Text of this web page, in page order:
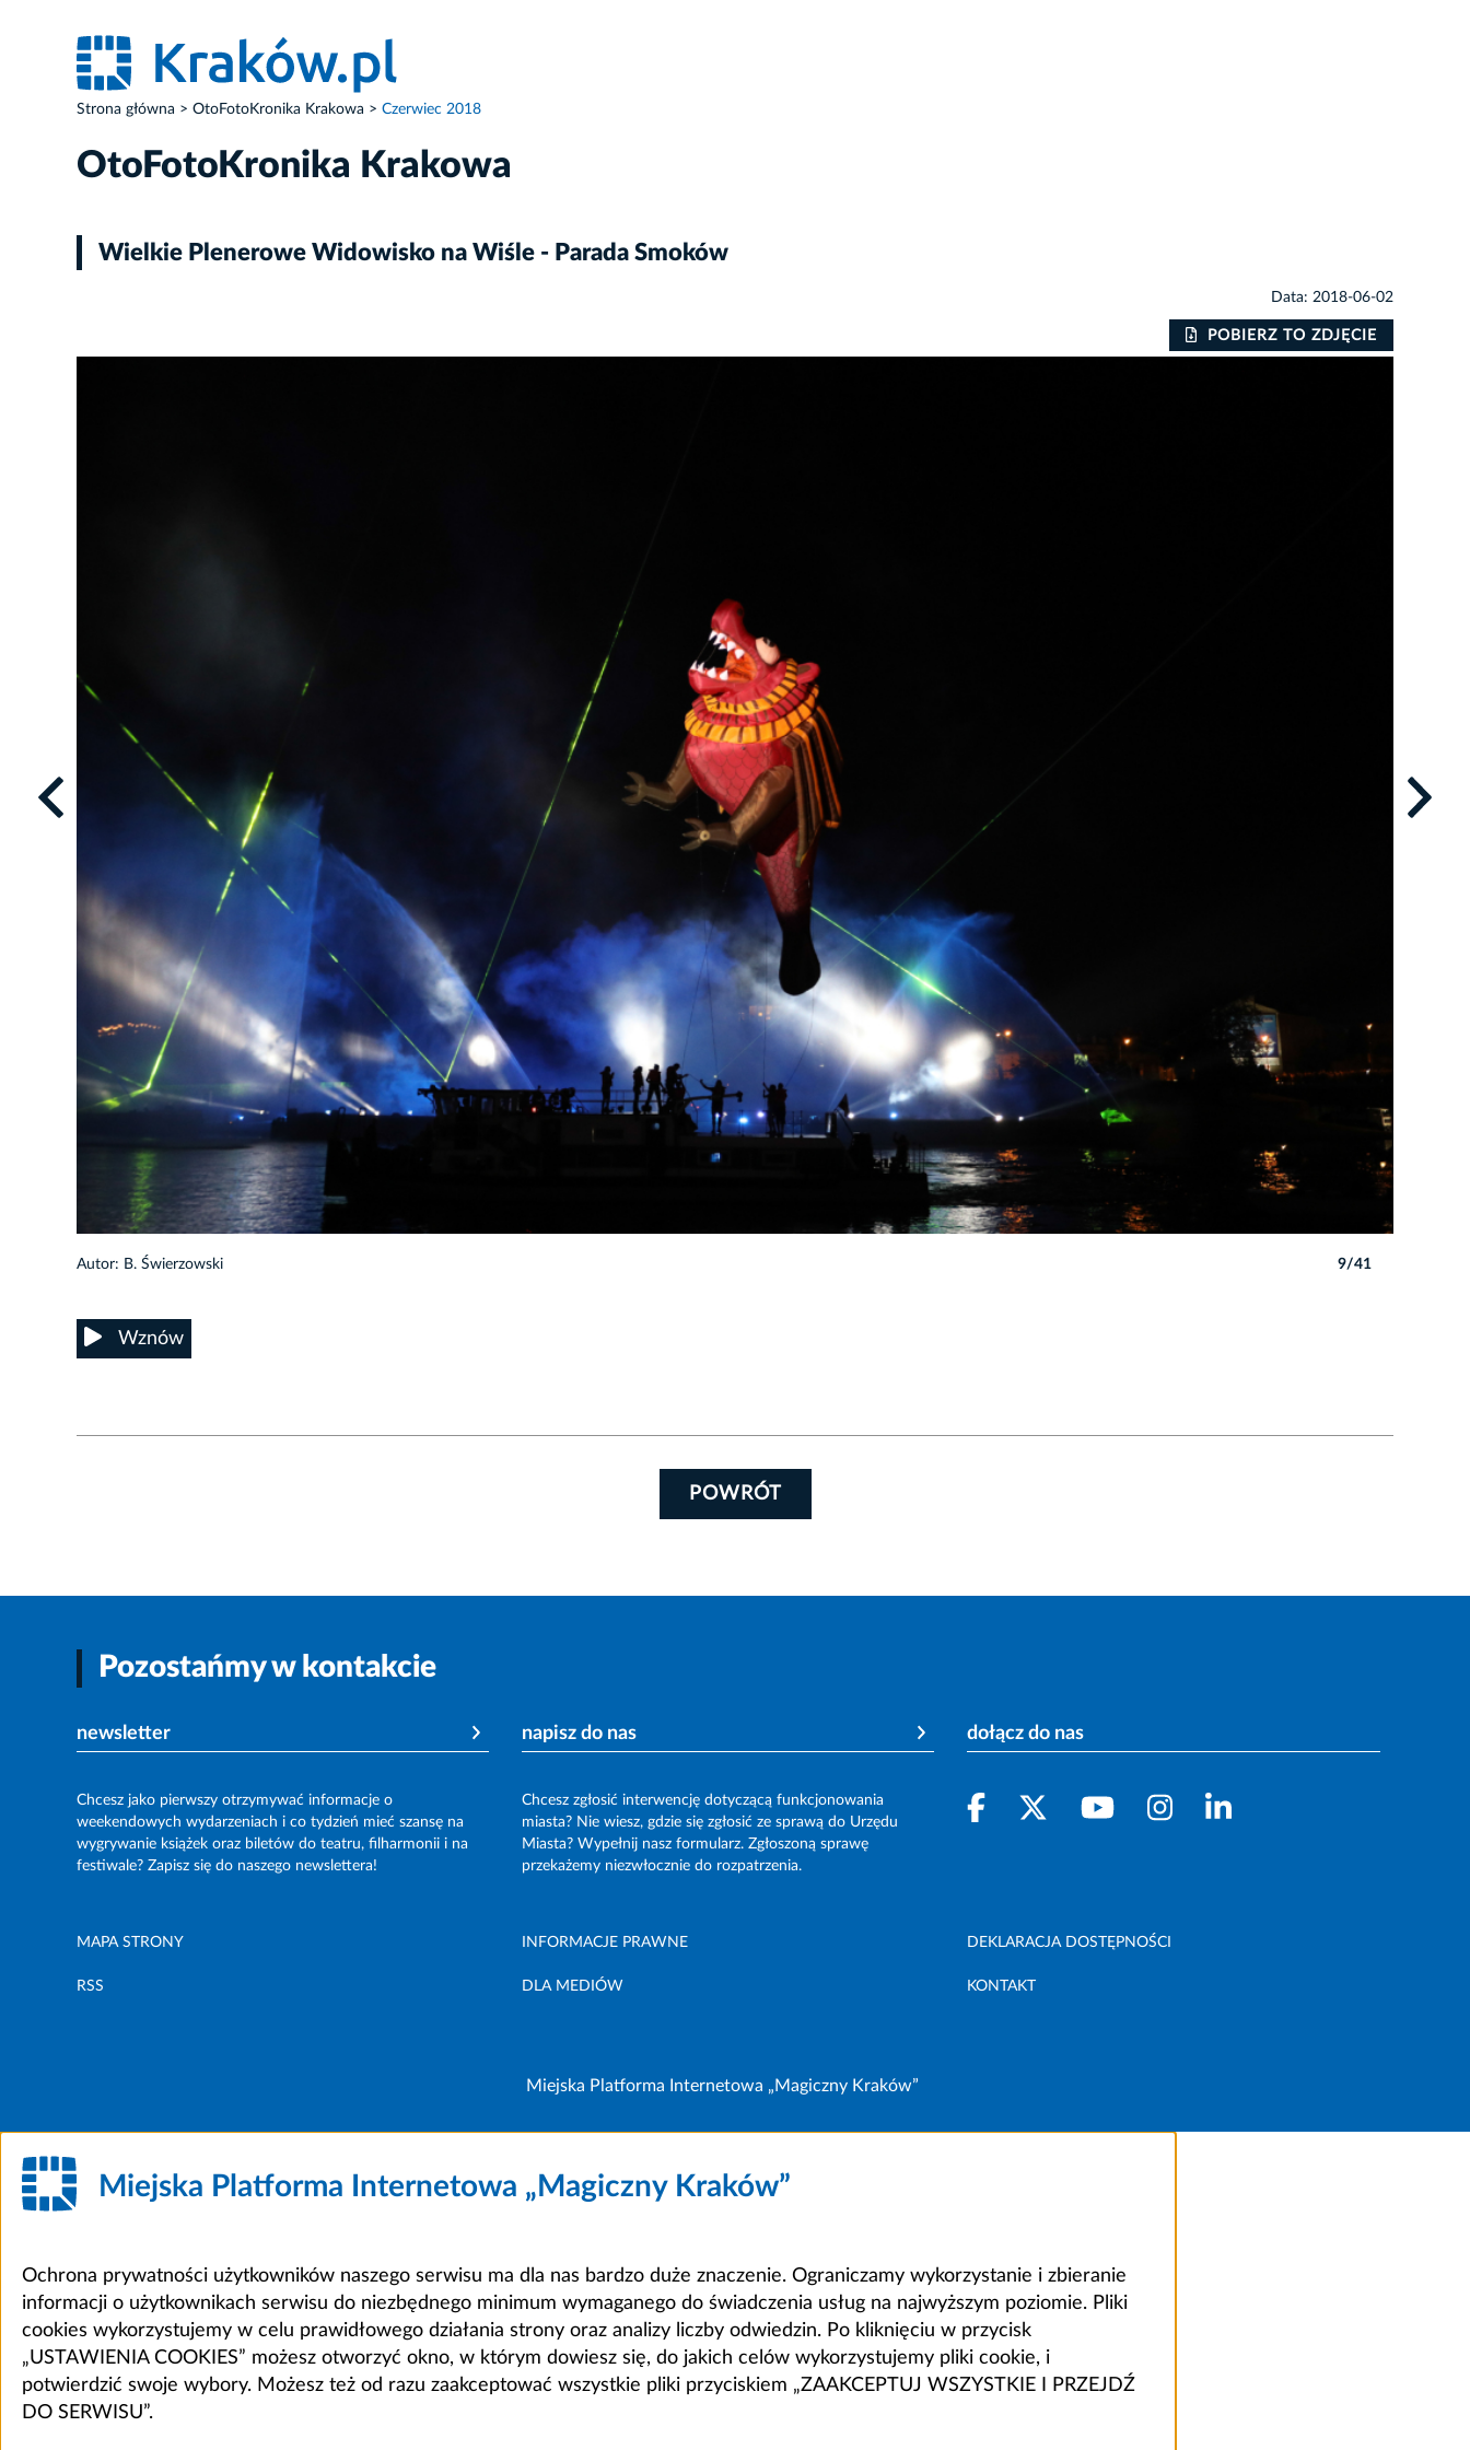
Strona główna OtoFotoKronika Krakowa Czerwiec 2018
OtoFotoKronika Krakowa
Wielkie Plenerowe Widowisko na Wiśle - Parada Smoków
Data: 2018-06-02
POBIERZ TO ZDJĘCIE
Autor: B. Świerzowski 9/41
Wznów
POWRÓT
Pozostańmy w kontakcie
newsletter
Chcesz jako pierwszy otrzymywać informacje o
weekendowych wydarzeniach i co tydzień mieć szansę na
wygrywanie książek oraz biletów do teatru, filharmonii i na
festiwale? Zapisz się do naszego newslettera!
napisz do nas
Chcesz zgłosić interwencję dotyczącą funkcjonowania
miasta? Nie wiesz, gdzie się zgłosić ze sprawą do Urzędu
Miasta? Wypełnij nasz formularz. Zgłoszoną sprawę
przekażemy niezwłocznie do rozpatrzenia.
dołącz do nas
MAPA STRONY INFORMACJE PRAWNE DEKLARACJA DOSTĘPNOŚCI
RSS DLA MEDIÓW KONTAKT
Miejska Platforma Internetowa „Magiczny Kraków”
Miejska Platforma Internetowa „Magiczny Kraków”
Ochrona prywatności użytkowników naszego serwisu ma dla nas bardzo duże znaczenie. Ograniczamy wykorzystanie i zbieranie
informacji o użytkownikach serwisu do niezbędnego minimum wymaganego do świadczenia usług na najwyższym poziomie. Pliki
cookies wykorzystujemy w celu prawidłowego działania strony oraz analizy liczby odwiedzin. Po kliknięciu w przycisk
„USTAWIENIA COOKIES” możesz otworzyć okno, w którym dowiesz się, do jakich celów wykorzystujemy pliki cookie, i
potwierdzić swoje wybory. Możesz też od razu zaakceptować wszystkie pliki przyciskiem „ZAAKCEPTUJ WSZYSTKIE I PRZEJDŹ
DO SERWISU”.